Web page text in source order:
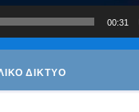
00:31
ΔΙΚΤΥΟ